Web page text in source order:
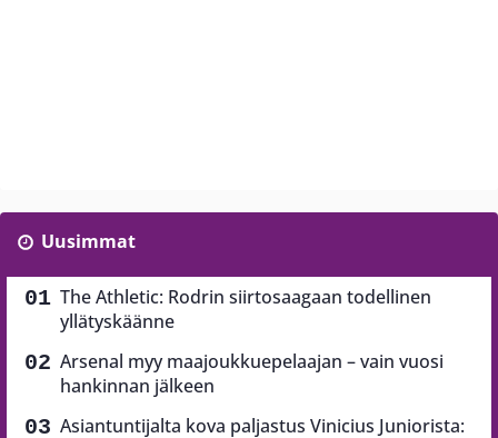
Uusimmat
The Athletic: Rodrin siirtosaagaan todellinen
yllätyskäänne
Arsenal myy maajoukkuepelaajan – vain vuosi
hankinnan jälkeen
Asiantuntijalta kova paljastus Vinicius Juniorista: